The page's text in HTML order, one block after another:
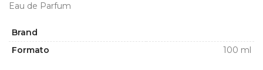
Eau de Parfum
Brand
Formato
100 ml